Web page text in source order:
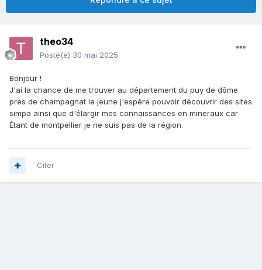
theo34
Posté(e) 30 mai 2025
Bonjour !
J'ai la chance de me trouver au département du puy de dôme
près de champagnat le jeune j'espère pouvoir découvrir des sites
simpa ainsi que d'élargir mes connaissances en mineraux car
Étant de montpellier je ne suis pas de la région.
Citer